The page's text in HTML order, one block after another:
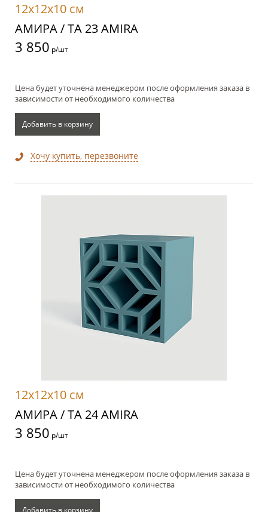
12x12x10 см
АМИРА / TA 23 AMIRA
3 850 р/шт
Цена будет уточнена менеджером после оформления заказа в
зависимости от необходимого количества
Добавить в корзину
Хочу купить, перезвоните
12x12x10 см
АМИРА / TA 24 AMIRA
3 850 р/шт
Цена будет уточнена менеджером после оформления заказа в
зависимости от необходимого количества
Добавить в корзину